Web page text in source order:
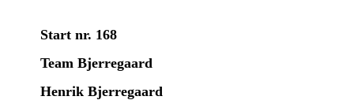
Start nr. 168
Team Bjerregaard
Henrik Bjerregaard